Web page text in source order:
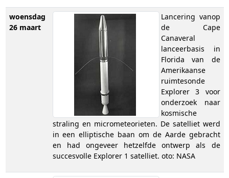
woensdag
26 maart
Lancering vanop
de Cape
Canaveral
lanceerbasis in
Florida van de
Amerikaanse
ruimtesonde
Explorer 3 voor
onderzoek naar
kosmische
straling en micrometeorieten. De satelliet werd
in een elliptische baan om de Aarde gebracht
en had ongeveer hetzelfde ontwerp als de
succesvolle Explorer 1 satelliet. oto: NASA